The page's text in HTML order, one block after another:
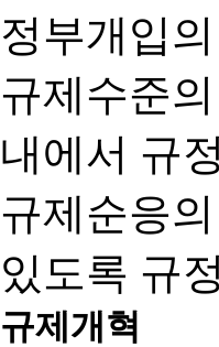
정부개입
규제수준
내에서 규정
규제순응
있도록 규정
규제개혁